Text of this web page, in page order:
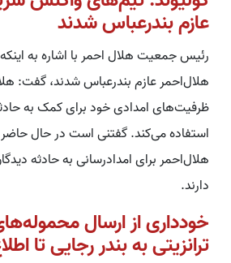
عازم بندرعباس شدند
رئیس جمعیت هلال احمر با اشاره به
هلال‌احمر عازم بندرعباس شدند، گفت:
ظرفیت‌های امدادی خود برای کمک به
هلال‌احمر برای امدادرسانی به حادثه
دارند.
خودداری از ارسال
ترانزیتی به بندر رجایی تا